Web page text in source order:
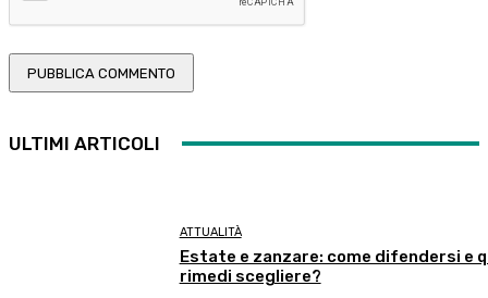
ULTIMI ARTICOLI
ATTUALITÀ
Estate e zanzare: come difendersi e
rimedi scegliere?